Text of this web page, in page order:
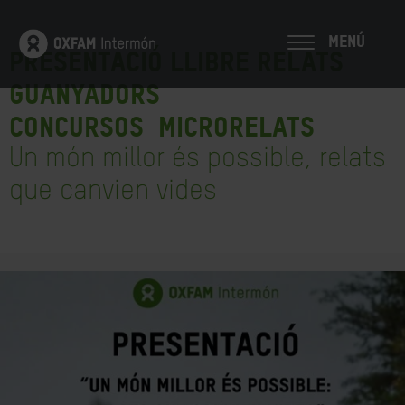
MENÚ
PRESENTACIÓ LLIBRE RELATS
GUANYADORS
CONCURSOS Microrelats
Un món millor és possible, relats
que canvien vides